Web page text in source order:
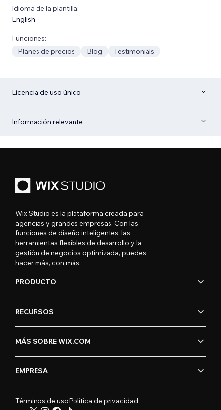
Idioma de la plantilla:
English
Funciones:
Planes de precios
Blog Testimonials
Licencia de uso único
Información relevante
Wix Studio es la plataforma creada para
agencias y grandes empresas. Con las
funciones de diseño inteligentes, las
herramientas flexibles de desarrollo y la
gestión de negocios optimizada, puedes
hacer más, con más.
PRODUCTO
RECURSOS
MÁS SOBRE WIX.COM
EMPRESA
Términos de usoPolítica de privacidad